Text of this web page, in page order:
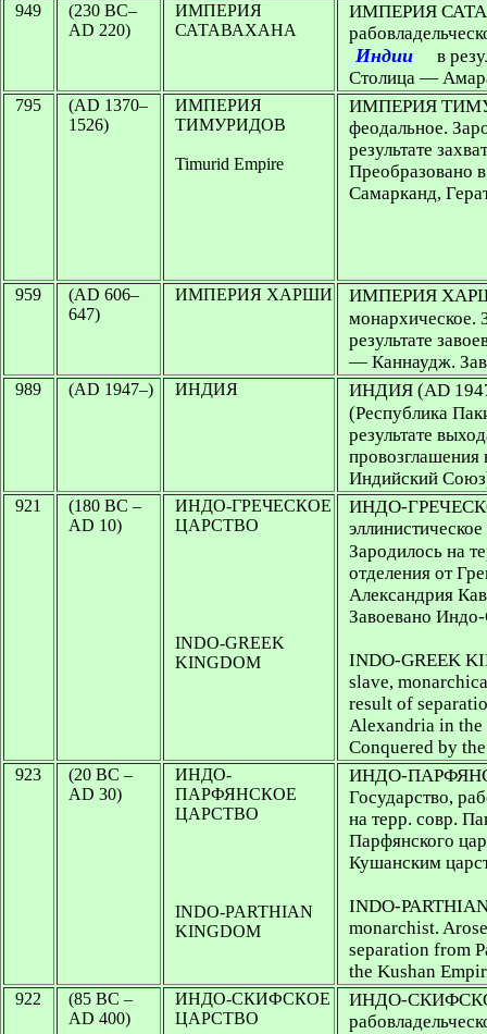
949
(230 BC–
AD 220)
ИМПЕРИЯ
САТАВАХАНА
ИМПЕРИЯ
Индии
в
Столица —
795
(AD 1370–
1526)
ИМПЕРИЯ
ТИМУРИДОВ
Timurid Empire
ИМПЕРИЯ
феодальное.
результате
Преобразовано
Самарканд,
959
(AD 606–
647)
ИМПЕРИЯ ХАРШИ
ИМПЕРИЯ ХАРШИ
монархическое.
результате
— Каннаудж.
989 (AD 1947–) ИНДИЯ
ИНДИЯ (AD
(Республика
результате
Индийский
921
(180 BC –
AD 10)
ИНДО-ГРЕЧЕСКОЕ
ЦАРСТВО
INDO-GREEK
KINGDOM
ИНДО-
Зародилось на
отделения от
Александрия
Завоевано
INDO-GREEK
slave,
result of
Alexandria in the
Conquered by
923
(20 BC –
AD 30)
ИНДО-
ПАРФЯНСКОЕ
ЦАРСТВО
INDO-PARTHIAN
KINGDOM
ИНДО-
Государство,
на терр. совр.
Парфянского
Кушанским
INDO-
monarchist.
separation from
the Kushan
922
(85 BC –
AD 400)
ИНДО-СКИФСКОЕ
ЦАРСТВО
ИНДО-